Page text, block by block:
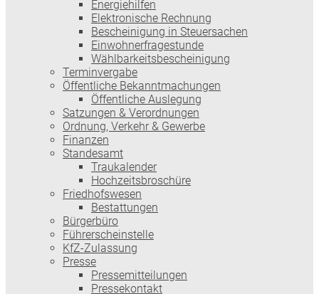
Energiehilfen
Elektronische Rechnung
Bescheinigung in Steuersachen
Einwohnerfragestunde
Wählbarkeitsbescheinigung
Terminvergabe
Öffentliche Bekanntmachungen
Öffentliche Auslegung
Satzungen & Verordnungen
Ordnung, Verkehr & Gewerbe
Finanzen
Standesamt
Traukalender
Hochzeitsbroschüre
Friedhofswesen
Bestattungen
Bürgerbüro
Führerscheinstelle
KfZ-Zulassung
Presse
Pressemitteilungen
Pressekontakt